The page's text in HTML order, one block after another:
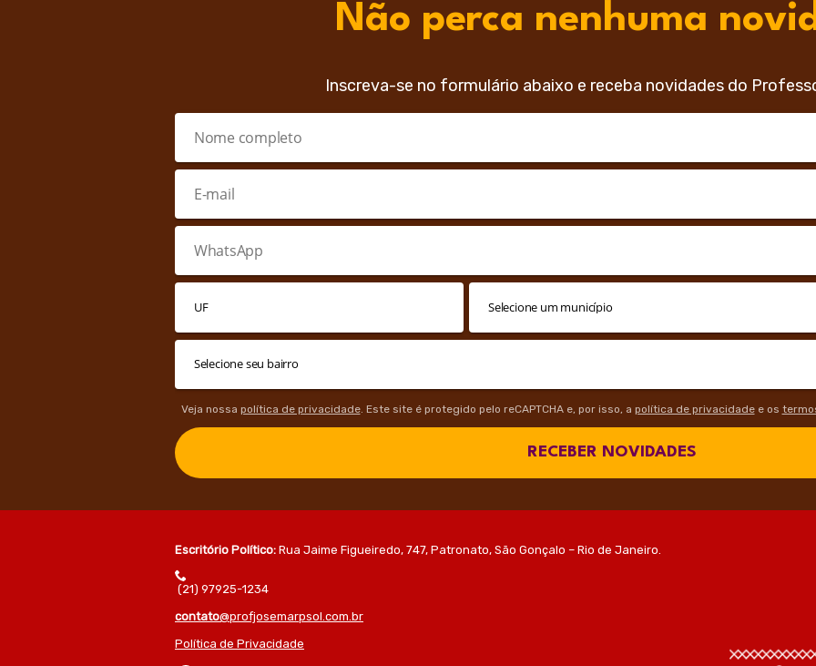
Não perca nenhuma
Inscreva-se no formulário abaixo e receba novidades do
Veja nossa política de privacidade. Este site é protegido pelo reCAPTCHA e, por isso, a política de privacidadee os
RECEBER NOVIDADES
Escritório Político: Rua Jaime Figueiredo, 747, Patronato, São Gonçalo – Rio de Janeiro.
(21) 97925-1234
contato@profjosemarpsol.com.br
Política de Privacidade